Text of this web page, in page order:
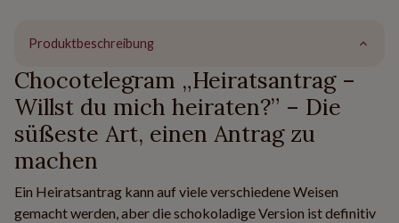
Produktbeschreibung
Chocotelegram „Heiratsantrag –
Willst du mich heiraten?” – Die
süßeste Art, einen Antrag zu
machen
Ein Heiratsantrag kann auf viele verschiedene Weisen
gemacht werden, aber die schokoladige Version ist definitiv